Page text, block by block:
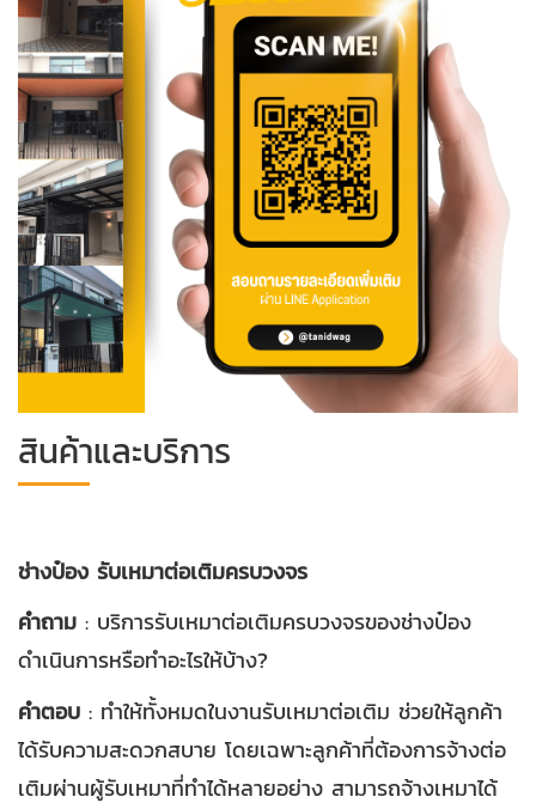
สินค้าและบริการ
ช่างป๋อง รับเหมาต่อเติมครบวงจร
คำถาม : บริการรับเหมาต่อเติมครบวงจรของช่างป๋อง
ดำเนินการหรือทำอะไรให้บ้าง?
คำตอบ : ทำให้ทั้งหมดในงานรับเหมาต่อเติม ช่วยให้ลูกค้า
ได้รับความสะดวกสบาย โดยเฉพาะลูกค้าที่ต้องการจ้างต่อ
เติมผ่านผู้รับเหมาที่ทำได้หลายอย่าง สามารถจ้างเหมาได้